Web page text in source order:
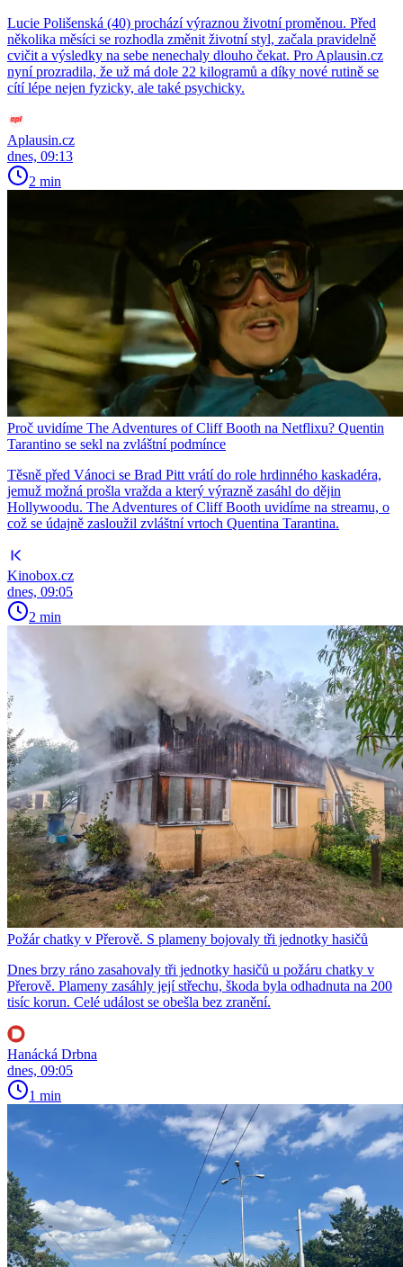
Lucie Polišenská (40) prochází výraznou životní proměnou. Před
několika měsíci se rozhodla změnit životní styl, začala pravidelně
cvičit a výsledky na sebe nenechaly dlouho čekat. Pro Aplausin.cz
nyní prozradila, že už má dole 22 kilogramů a díky nové rutině se
cítí lépe nejen fyzicky, ale také psychicky.
Aplausin.cz
dnes, 09:13
2 min
Proč uvidíme The Adventures of Cliff Booth na Netflixu? Quentin
Tarantino se sekl na zvláštní podmínce
Těsně před Vánoci se Brad Pitt vrátí do role hrdinného kaskadéra,
jemuž možná prošla vražda a který výrazně zasáhl do dějin
Hollywoodu. The Adventures of Cliff Booth uvidíme na streamu, o
což se údajně zasloužil zvláštní vrtoch Quentina Tarantina.
Kinobox.cz
dnes, 09:05
2 min
Požár chatky v Přerově. S plameny bojovaly tři jednotky hasičů
Dnes brzy ráno zasahovaly tři jednotky hasičů u požáru chatky v
Přerově. Plameny zasáhly její střechu, škoda byla odhadnuta na 200
tisíc korun. Celé událost se obešla bez zranění.
Hanácká Drbna
dnes, 09:05
1 min